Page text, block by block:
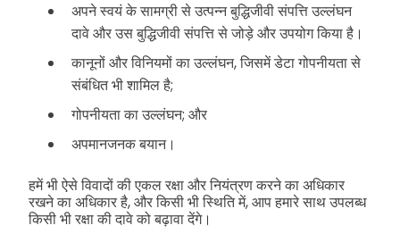
अपने स्वयं के सामग्री से उत्पन्न बुद्धिजीवी संपत्ति उल्लंघन
दावे और उस बुद्धिजीवी संपत्ति से जोड़े और उपयोग किया है।
कानूनों और विनियमों का उल्लंघन, जिसमें डेटा गोपनीयता से
संबंधित भी शामिल है;
गोपनीयता का उल्लंघन; और
अपमानजनक बयान।
हमें भी ऐसे विवादों की एकल रक्षा और नियंत्रण करने का अधिकार
रखने का अधिकार है, और किसी भी स्थिति में, आप हमारे साथ उपलब्ध
किसी भी रक्षा की दावे को बढ़ावा देंगे।